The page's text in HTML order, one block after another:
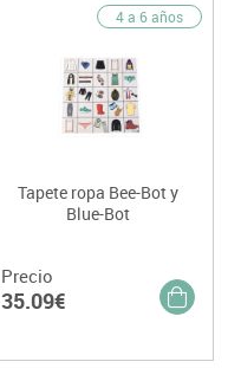
4 a 6 años
Tapete ropa Bee-Bot y
Blue-Bot
Precio
35.09€